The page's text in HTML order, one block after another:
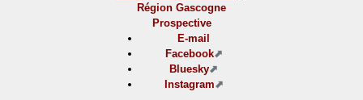
Région Gascogne
Prospective
E-mail
Facebook
Bluesky
Instagram